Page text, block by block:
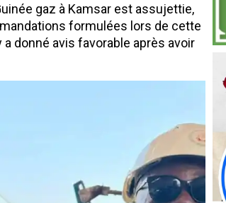
gaz à Kamsar est assujettie,
formulées lors de cette
donné avis favorable après avoir